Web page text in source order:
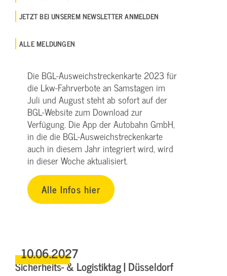
JETZT BEI UNSEREM NEWSLETTER ANMELDEN
ALLE MELDUNGEN
Die BGL-Ausweichstreckenkarte 2023 für
die Lkw-Fahrverbote an Samstagen im
Juli und August steht ab sofort auf der
BGL-Website zum Download zur
Verfügung. Die App der Autobahn GmbH,
in die die BGL-Ausweichstreckenkarte
auch in diesem Jahr integriert wird, wird
in dieser Woche aktualisiert.
Alle Infos hier
10.06.2027
Sicherheits- & Logistiktag | Düsseldorf